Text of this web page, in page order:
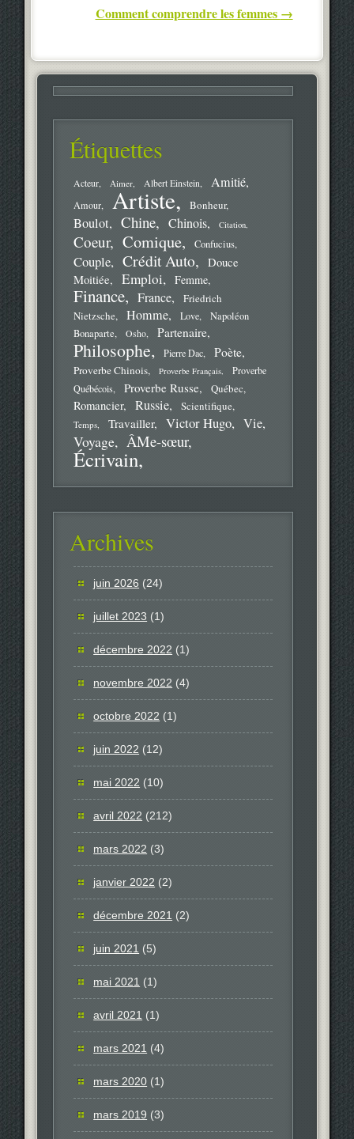
Comment comprendre les femmes →
Étiquettes
Acteur Aimer Albert Einstein Amitié
Amour Artiste Bonheur
Boulot Chine Chinois Citation
Coeur Comique Confucius
Couple Crédit Auto
Douce
Moitiée
Emploi Femme
Finance France
Friedrich
Nietzsche
Homme Love
Napoléon
Bonaparte
Osho Partenaire
Philosophe Pierre Dac Poète
Proverbe Chinois Proverbe Français
Proverbe
Québécois
Proverbe Russe Québec
Romancier Russie Scientifique
Temps Travailler Victor Hugo Vie
Voyage ÂMe-sœur
Écrivain
Archives
juin 2026 (24)
juillet 2023 (1)
décembre 2022 (1)
novembre 2022 (4)
octobre 2022 (1)
juin 2022 (12)
mai 2022 (10)
avril 2022 (212)
mars 2022 (3)
janvier 2022 (2)
décembre 2021 (2)
juin 2021 (5)
mai 2021 (1)
avril 2021 (1)
mars 2021 (4)
mars 2020 (1)
mars 2019 (3)